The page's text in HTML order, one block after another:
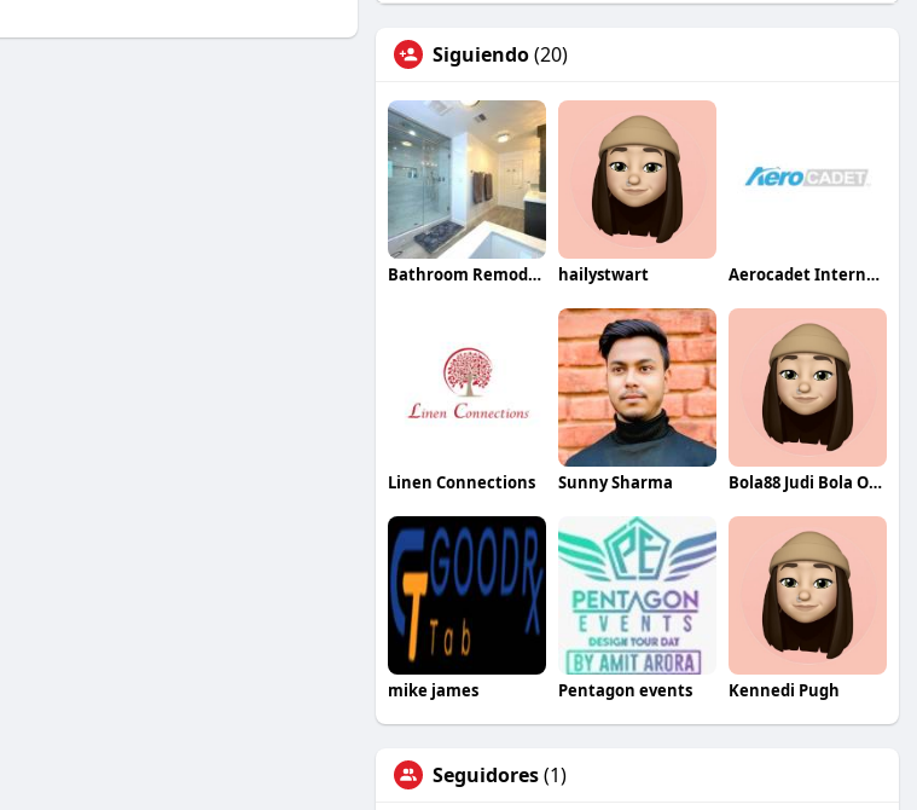
Siguiendo(20)
Bathroom Remodel Laguna Beach hailystwart Aerocadet International
Linen Connections Sunny Sharma Bola88 Judi Bola Online
mike james Pentagon events Kennedi Pugh
Seguidores(1)